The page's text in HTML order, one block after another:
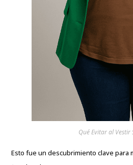
Qué Evitar al Vestir
Esto fue un descubrimiento clave para